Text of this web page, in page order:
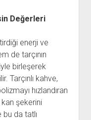
Değerleri
enerji ve
de tarçının
birleşerek
Tarçınlı kahve,
hızlandıran
kan şekerini
da tatlı